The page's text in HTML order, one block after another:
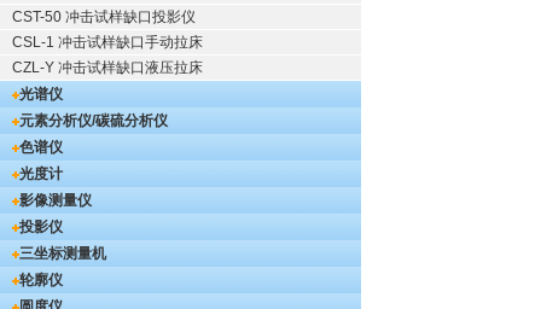
CST-50 冲击试样缺口投影仪
CSL-1 冲击试样缺口手动拉床
CZL-Y 冲击试样缺口液压拉床
光谱仪
元素分析仪/碳硫分析仪
色谱仪
光度计
影像测量仪
投影仪
三坐标测量机
轮廓仪